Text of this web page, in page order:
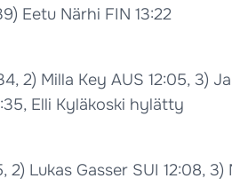
Eetu Närhi FIN 13:22
2) Milla Key AUS 12:05, 3)
Elli Kyläkoski hylätty
2) Lukas Gasser SUI 12:08,